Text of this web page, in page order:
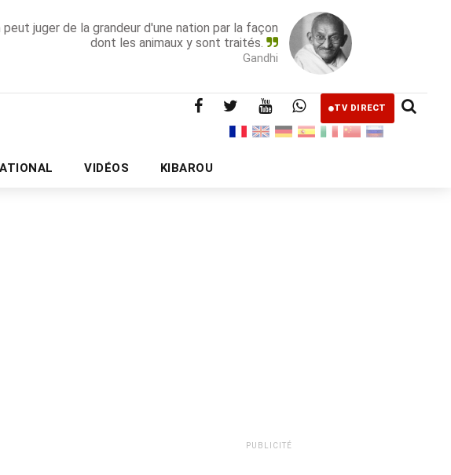
peut juger de la grandeur d'une nation par la façon
dont les animaux y sont traités.
Gandhi
TV DIRECT
VIDÉOS KIBAROU
PUBLICITÉ